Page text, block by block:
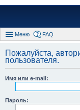
Меню FAQ
Пожалуйста,
пользователя.
Имя или e-mail:
Пароль: